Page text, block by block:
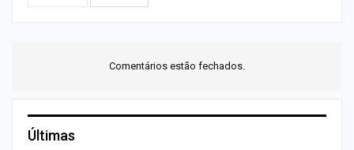
Comentários estão fechados.
Últimas